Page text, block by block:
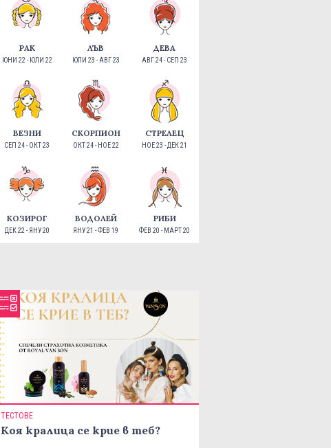
РАК
ЮНИ 22 - ЮЛИ 22
ЛЪВ
ЮЛИ 23 - АВГ 23
ДЕВА
АВГ 24 - СЕП 23
ВЕЗНИ
СЕП 24 - ОКТ 23
СКОРПИОН
ОКТ 24 - НОЕ 22
СТРЕЛЕЦ
НОЕ 23 - ДЕК 21
КОЗИРОГ
ДЕК 22 - ЯНУ 20
ВОДОЛЕЙ
ЯНУ 21 - ФЕВ 19
РИБИ
ФЕВ 20 - МАРТ 20
ТЕСТОВЕ
Коя кралица се крие в теб?